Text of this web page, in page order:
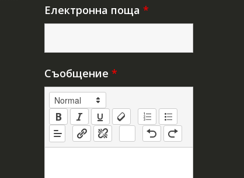
Електронна поща *
Съобщение *